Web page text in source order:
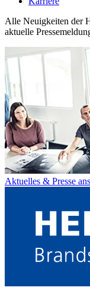
Alle Neuigkeiten der
aktuelle
Aktuelles & Presse